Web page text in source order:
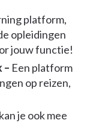
platform,
opleidingen
jouw functie!
– Een platform
op reizen,
je ook mee